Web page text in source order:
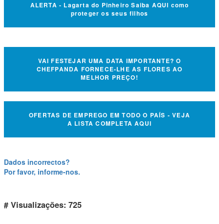
ALERTA - Lagarta do Pinheiro Saiba AQUI como
proteger os seus filhos
VAI FESTEJAR UMA DATA IMPORTANTE? O
CHEFPANDA FORNECE-LHE AS FLORES AO
MELHOR PREÇO!
OFERTAS DE EMPREGO EM TODO O PAÍS - VEJA
A LISTA COMPLETA AQUI
Dados incorrectos?
Por favor, informe-nos.
# Visualizações: 725